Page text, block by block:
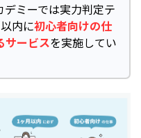
ミーでは実力判定テ
内に初心者向けの仕
サービスを実施してい